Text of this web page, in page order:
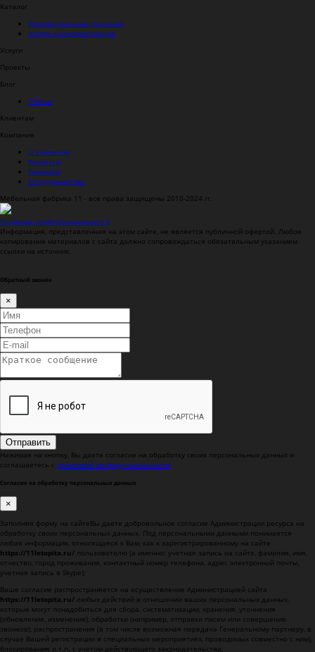
Каталог
Индивидуальные решения
Услуги и комплектующие
Услуги
Проекты
Блог
Статьи
Клиентам
Компания
О компании
Контакты
Вакансии
Сотрудничество
Мебельная фабрика 11 - все права защищены 2010-2024 гг.
Политика конфиденциальности
Информация, представленная на этом сайте, не является публичной офертой. Любое
копирование материалов с сайта должно сопровождаться обязательным указанием
ссылки на источник.
Обратный звонок
×
Отправить
Нажимая на кнопку, Вы даете согласие на обработку своих персональных данных и
соглашаетесь с политикой конфиденциальности
Согласие на обработку персональных данных
×
Заполняя форму на сайтеВы даете добровольное согласие Администрации ресурса на
обработку своих персональных данных. Под персональными данными понимается
любая информация, относящаяся к Вам, как к зарегистрированному на сайте
https://11letopita.ru/ пользователю (а именно: учетная запись на сайте, фамилия, имя,
отчество, город проживания, контактный номер телефона, адрес электронной почты,
учетная запись в Skype);
Ваше согласие распространяется на осуществление Администрацией сайта
https://11letopita.ru/ любых действий в отношении ваших персональных данных,
которые могут понадобиться для сбора, систематизации, хранения, уточнения
(обновление, изменение), обработки (например, отправки писем или совершения
звонков), распространения (в том числе возможная передача Генеральному партнеру, в
случае Вашей регистрации в специальных мероприятиях, проводимых совместно с ним),
блокирования и т.п. с учетом действующего законодательства;